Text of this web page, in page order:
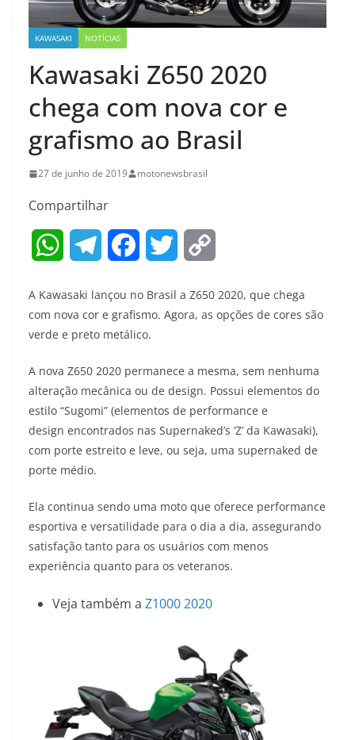
KAWASAKI NOTÍCIAS
Kawasaki Z650 2020
chega com nova cor e
grafismo ao Brasil
27 de junho de 2019 motonewsbrasil
Compartilhar
W
a
t
s
A
p
p
l
e
g
r
a
c
e
b
o
i
t
e
r
p
L
n
A Kawasaki lançou no Brasil a Z650 2020, que chega
com nova cor e grafismo. Agora, as opções de cores são
verde e preto metálico.
A nova Z650 2020 permanece a mesma, sem nenhuma
alteração mecânica ou de design. Possui elementos do
estilo “Sugomi” (elementos de performance e
design encontrados nas Supernaked’s ‘Z’ da Kawasaki),
com porte estreito e leve, ou seja, uma supernaked de
porte médio.
Ela continua sendo uma moto que oferece performance
esportiva e versatilidade para o dia a dia, assegurando
satisfação tanto para os usuários com menos
experiência quanto para os veteranos.
Veja também a Z1000 2020